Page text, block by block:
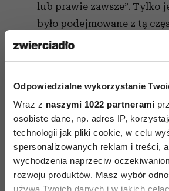
Odpowiedzialne wykorzystanie
Wraz z naszymi 1022 partnerami
osobiste dane, np. adres IP,
technologii jak pliki cookie, w celu
spersonalizowanych reklam i treści,
wychodzenia naprzeciw
rozwoju produktów. Masz wybór
używa Twoich danych i w jakich
lub prawie zawsze”. Tylko
było podejmowane z tą
ponad połowę badanych.
komentarzy w internecie,
zgłaszania przypadków
lub hejtowania
strony/aplikacji. Choć
internautek i internautów
proc.) zauważyła w